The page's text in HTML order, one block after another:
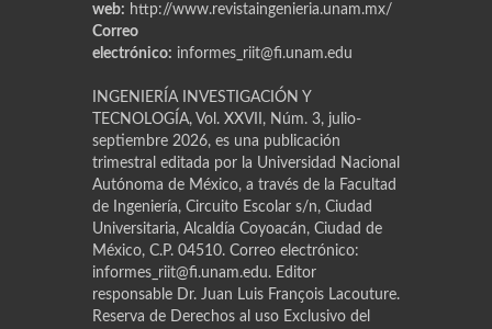
web: http://www.revistaingenieria.unam.mx/
Correo
electrónico: informes_riit@fi.unam.edu
INGENIERÍA INVESTIGACIÓN Y
TECNOLOGÍA, Vol. XXVII, Núm. 3, julio-
septiembre 2026, es una publicación
trimestral editada por la Universidad Nacional
Autónoma de México, a través de la Facultad
de Ingeniería, Circuito Escolar s/n, Ciudad
Universitaria, Alcaldía Coyoacán, Ciudad de
México, C.P. 04510. Correo electrónico:
informes_riit@fi.unam.edu. Editor
responsable Dr. Juan Luis Franҫois Lacouture.
Reserva de Derechos al uso Exclusivo del